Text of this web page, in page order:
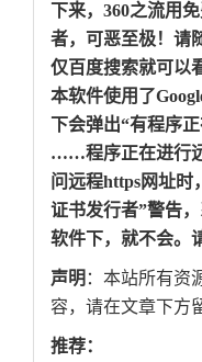
下来，360之流用
者，可恶至极！请
仅百度搜索就可以
本软件使用了
下会弹出“有程序
……程序正在进行
问远程https网址
证书发行者”警告
软件下，就不会。
声明 ：本站所有资
容，请在文章下方
推荐：